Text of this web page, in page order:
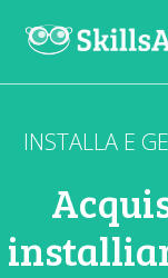
La
per
sviluppatori
INSTALLA E